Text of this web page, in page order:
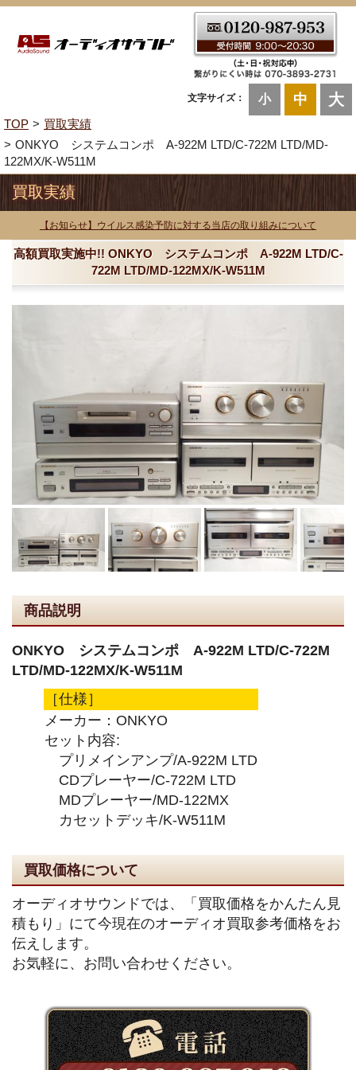
文字サイズ： 小 中 大
TOP
買取実績
ONKYO システムコンポ A-922M LTD/C-722M LTD/MD-
122MX/K-W511M
買取実績
【お知らせ】ウイルス感染予防に対する当店の取り組みについて
高額買取実施中!! ONKYO システムコンポ A-922M LTD/C-
722M LTD/MD-122MX/K-W511M
商品説明
ONKYO システムコンポ A-922M LTD/C-722M
LTD/MD-122MX/K-W511M
［仕様］
メーカー：ONKYO
セット内容:
プリメインアンプ/A-922M LTD
CDプレーヤー/C-722M LTD
MDプレーヤー/MD-122MX
カセットデッキ/K-W511M
買取価格について
オーディオサウンドでは、「買取価格をかんたん見
積もり」にて今現在のオーディオ買取参考価格をお
伝えします。
お気軽に、お問い合わせください。